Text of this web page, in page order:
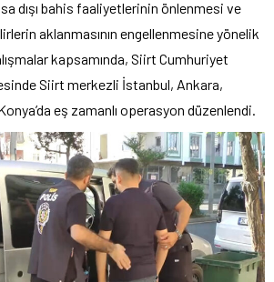
dışı bahis faaliyetlerinin önlenmesi ve
aklanmasının engellenmesine yönelik
kapsamında, Siirt Cumhuriyet
Siirt merkezli İstanbul, Ankara,
eş zamanlı operasyon düzenlendi.